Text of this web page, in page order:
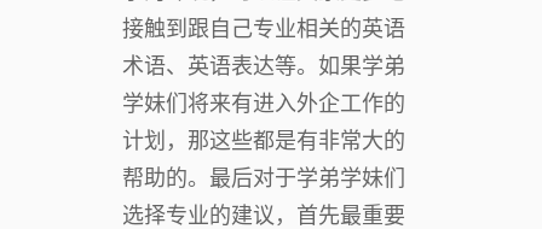
接触到跟自己专业相关的英语
术语、英语表达等。如果学弟
学妹们将来有进入外企工作的
计划，那这些都是有非常大的
帮助的。最后对于学弟学妹们
选择专业的建议，首先最重要